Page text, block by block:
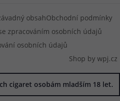
obsahObchodní podmínky
zpracováním osobních údajů
osobních údajů
Shop by wpj.cz
cigaret osobám mladším 18 let.